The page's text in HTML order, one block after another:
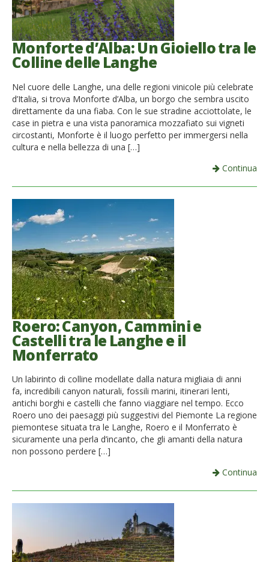
Monforte d’Alba: Un Gioiello tra le
Colline delle Langhe
Nel cuore delle Langhe, una delle regioni vinicole più celebrate
d’Italia, si trova Monforte d’Alba, un borgo che sembra uscito
direttamente da una fiaba. Con le sue stradine acciottolate, le
case in pietra e una vista panoramica mozzafiato sui vigneti
circostanti, Monforte è il luogo perfetto per immergersi nella
cultura e nella bellezza di una […]
Continua
Roero: Canyon, Cammini e
Castelli tra le Langhe e il
Monferrato
Un labirinto di colline modellate dalla natura migliaia di anni
fa, incredibili canyon naturali, fossili marini, itinerari lenti,
antichi borghi e castelli che fanno viaggiare nel tempo. Ecco
Roero uno dei paesaggi più suggestivi del Piemonte La regione
piemontese situata tra le Langhe, Roero e il Monferrato è
sicuramente una perla d’incanto, che gli amanti della natura
non possono perdere […]
Continua